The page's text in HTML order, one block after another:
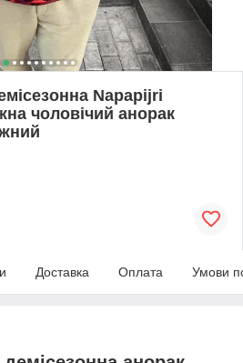
Napapijri
чоловічий анорак
Доставка Оплата Умови